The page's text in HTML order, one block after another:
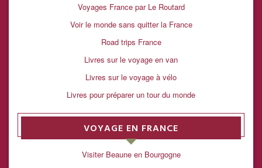
Voyages France par Le Routard
Voir le monde sans quitter la France
Road trips France
Livres sur le voyage en van
Livres sur le voyage à vélo
Livres pour préparer un tour du monde
VOYAGE EN FRANCE
Visiter Beaune en Bourgogne